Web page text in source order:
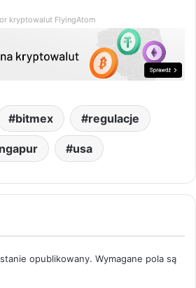
kryptowalut FlyingAtom
bitmex regulacje
usa
opublikowany. Wymagane pola są